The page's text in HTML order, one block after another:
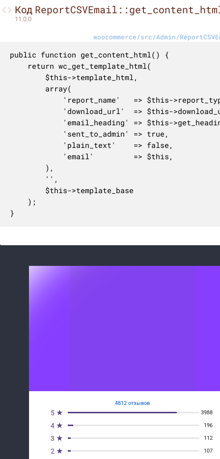
Код
11.0.0
woocommerce/src/Admin/
public function get_content_html() {
}
4812 отзывов
5 ★ 3988
4 ★ 196
3 ★ 112
2 ★ 107